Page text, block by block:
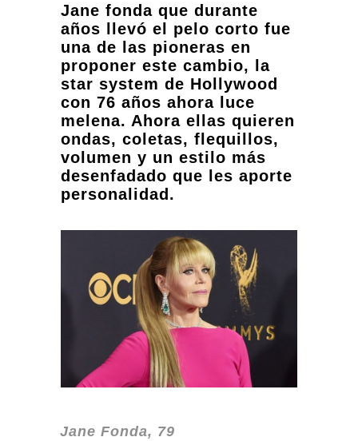
Jane fonda que durante
años llevó el pelo corto fue
una de las pioneras en
proponer este cambio, la
star system de Hollywood
con 76 años ahora luce
melena. Ahora ellas quieren
ondas, coletas, flequillos,
volumen y un estilo más
desenfadado que les aporte
personalidad.
Jane Fonda, 79